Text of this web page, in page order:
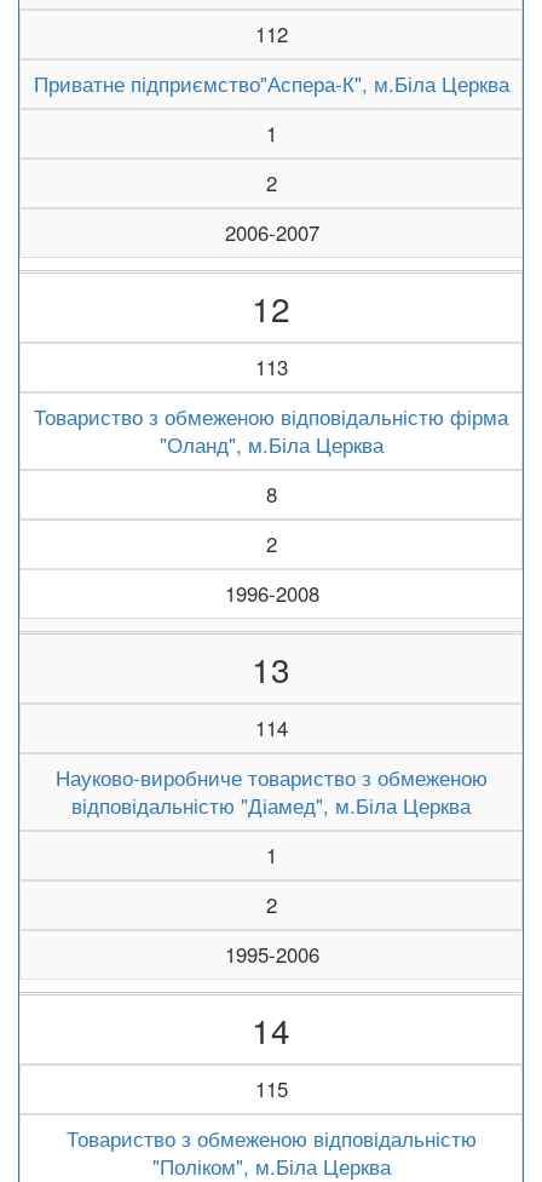
112
Приватне підприємство"Аспера-К", м.Біла Церква
1
2
2006-2007
12
113
Товариство з обмеженою відповідальністю фірма
"Оланд", м.Біла Церква
8
2
1996-2008
13
114
Науково-виробниче товариство з обмеженою
відповідальністю "Діамед", м.Біла Церква
1
2
1995-2006
14
115
Товариство з обмеженою відповідальністю
"Поліком", м.Біла Церква